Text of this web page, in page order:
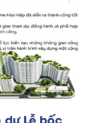
dự Lễ bốc